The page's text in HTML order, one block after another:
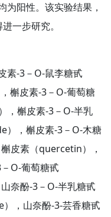
为阳性。该实验结果，
一步研究。
素-3－O-鼠李糖甙
槲皮素-3－O-葡萄糖
，槲皮素-3－O-半乳
，槲皮素-3－O-木糖
皮素（quercetin），
O-葡萄糖甙
奈酚-3－O-半乳糖甙
，山奈酚-3-芸香糖甙